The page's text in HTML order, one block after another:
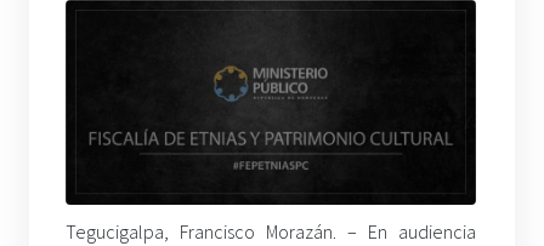
Tegucigalpa, Francisco Morazán. – En audiencia